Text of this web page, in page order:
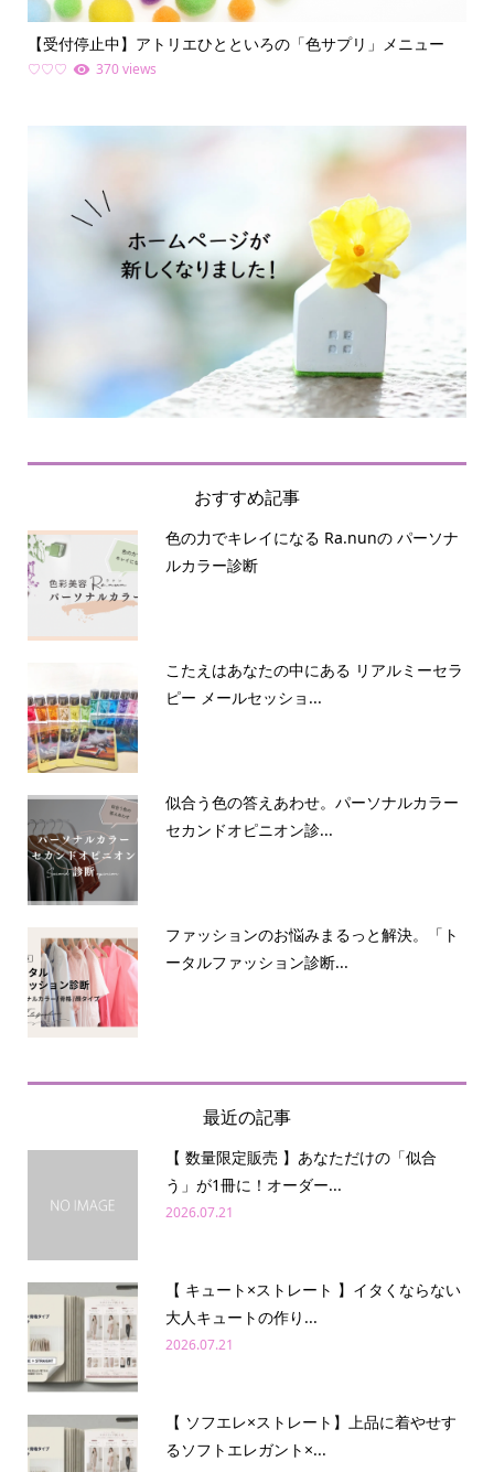
【受付停止中】アトリエひとといろの「色サプリ」メニュー
♡♡♡ 370 views
おすすめ記事
色の力でキレイになる Ra.nunの パーソナ
ルカラー診断
こたえはあなたの中にある リアルミーセラ
ピー メールセッショ...
似合う色の答えあわせ。パーソナルカラー
セカンドオピニオン診...
ファッションのお悩みまるっと解決。「ト
ータルファッション診断...
最近の記事
【 数量限定販売 】あなただけの「似合
う」が1冊に！オーダー...
2026.07.21
【 キュート×ストレート 】イタくならない
大人キュートの作り...
2026.07.21
【 ソフエレ×ストレート】上品に着やせす
るソフトエレガント×...